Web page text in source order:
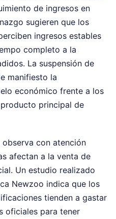
de ingresos en
sugieren que los
ingresos estables
completo a la
La suspensión de
manifiesto la
económico frente a los
principal de
con atención
afectan a la venta de
Un estudio realizado
Newzoo indica que los
tienden a gastar
oficiales para tener